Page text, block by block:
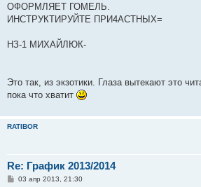
ОФОРМЛЯЕТ ГОМЕЛЬ.
ИНСТРУКТИРУЙТЕ ПРИ4АСТНЫХ=
НЗ-1 МИХАЙЛЮК-
Это так, из экзотики. Глаза вытекают это
пока что хватит
RATIBOR
Re: График 2013/2014
С03 апр 2013, 21:30